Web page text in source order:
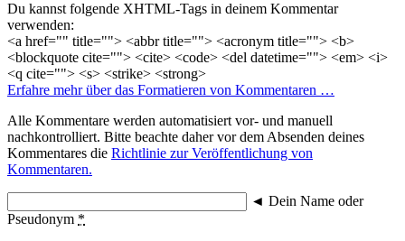
Du kannst folgende XHTML-Tags in deinem Kommentar
verwenden:
<a href="" title=""> <abbr title=""> <acronym title=""> <b>
<blockquote cite=""> <cite> <code> <del datetime=""> <em> <i>
<q cite=""> <s> <strike> <strong>
Erfahre mehr über das Formatieren von Kommentaren …
Alle Kommentare werden automatisiert vor- und manuell
nachkontrolliert. Bitte beachte daher vor dem Absenden deines
Kommentares die Richtlinie zur Veröffentlichung von
Kommentaren.
◄ Dein Name oder
Pseudonym *